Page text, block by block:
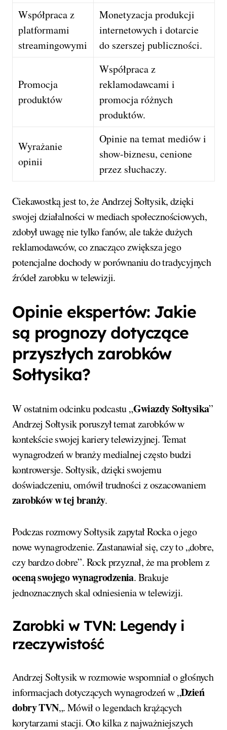
Współpraca z
platformami
streamingowymi
Monetyzacja produkcji
internetowych i dotarcie
do szerszej publiczności.
Promocja
produktów
Współpraca z
reklamodawcami i
promocja różnych
produktów.
Wyrażanie
opinii
Opinie na temat mediów i
show-biznesu, cenione
przez słuchaczy.
Ciekawostką jest to, że Andrzej Sołtysik, dzięki
swojej działalności w mediach społecznościowych,
zdobył uwagę nie tylko fanów, ale także dużych
reklamodawców, co znacząco zwiększa jego
potencjalne dochody w porównaniu do tradycyjnych
źródeł zarobku w telewizji.
Opinie ekspertów: Jakie
są prognozy dotyczące
przyszłych zarobków
Sołtysika?
W ostatnim odcinku podcastu „Gwiazdy Sołtysika”
Andrzej Sołtysik poruszył temat zarobków w
kontekście swojej kariery telewizyjnej. Temat
wynagrodzeń w branży medialnej często budzi
kontrowersje. Sołtysik, dzięki swojemu
doświadczeniu, omówił trudności z oszacowaniem
zarobków w tej branży.
Podczas rozmowy Sołtysik zapytał Rocka o jego
nowe wynagrodzenie. Zastanawiał się, czy to „dobre,
czy bardzo dobre”. Rock przyznał, że ma problem z
oceną swojego wynagrodzenia. Brakuje
jednoznacznych skal odniesienia w telewizji.
Zarobki w TVN: Legendy i
rzeczywistość
Andrzej Sołtysik w rozmowie wspomniał o głośnych
informacjach dotyczących wynagrodzeń w „Dzień
dobry TVN„. Mówił o legendach krążących
korytarzami stacji. Oto kilka z najważniejszych